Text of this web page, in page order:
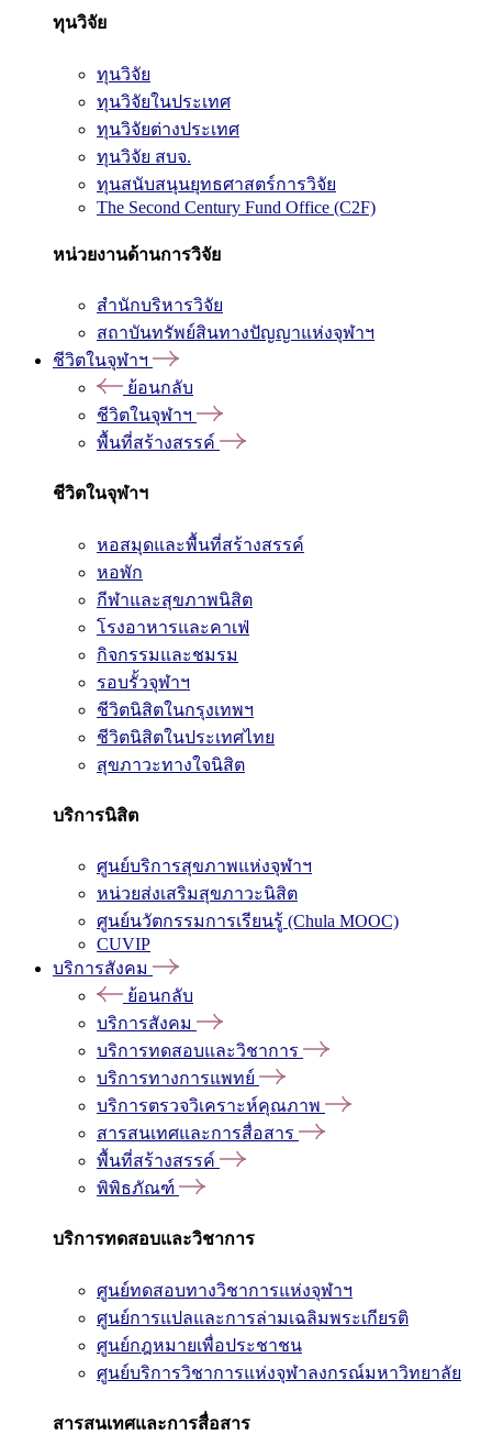
ทุนวิจัย
ทุนวิจัย
ทุนวิจัยในประเทศ
ทุนวิจัยต่างประเทศ
ทุนวิจัย สบจ.
ทุนสนับสนุนยุทธศาสตร์การวิจัย
The Second Century Fund Office (C2F)
หน่วยงานด้านการวิจัย
สำนักบริหารวิจัย
สถาบันทรัพย์สินทางปัญญาแห่งจุฬาฯ
ชีวิตในจุฬาฯ
ย้อนกลับ
ชีวิตในจุฬาฯ
พื้นที่สร้างสรรค์
ชีวิตในจุฬาฯ
หอสมุดและพื้นที่สร้างสรรค์
หอพัก
กีฬาและสุขภาพนิสิต
โรงอาหารและคาเฟ่
กิจกรรมและชมรม
รอบรั้วจุฬาฯ
ชีวิตนิสิตในกรุงเทพฯ
ชีวิตนิสิตในประเทศไทย
สุขภาวะทางใจนิสิต
บริการนิสิต
ศูนย์บริการสุขภาพแห่งจุฬาฯ
หน่วยส่งเสริมสุขภาวะนิสิต
ศูนย์นวัตกรรมการเรียนรู้ (Chula MOOC)
CUVIP
บริการสังคม
ย้อนกลับ
บริการสังคม
บริการทดสอบและวิชาการ
บริการทางการแพทย์
บริการตรวจวิเคราะห์คุณภาพ
สารสนเทศและการสื่อสาร
พื้นที่สร้างสรรค์
พิพิธภัณฑ์
บริการทดสอบและวิชาการ
ศูนย์ทดสอบทางวิชาการแห่งจุฬาฯ
ศูนย์การแปลและการล่ามเฉลิมพระเกียรติ
ศูนย์กฎหมายเพื่อประชาชน
ศูนย์บริการวิชาการแห่งจุฬาลงกรณ์มหาวิทยาลัย
สารสนเทศและการสื่อสาร